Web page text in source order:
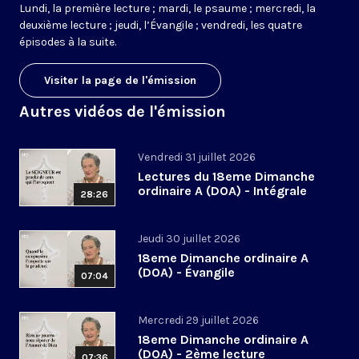
Lundi, la première lecture ; mardi, le psaume ; mercredi, la
deuxième lecture ; jeudi, l’Évangile ; vendredi, les quatre
épisodes à la suite.
Visiter la page de l'émission
Autres vidéos de l'émission
28:26
Vendredi 31 juillet 2026
Lectures du 18eme Dimanche
ordinaire A (DOA) - Intégrale
07:04
Jeudi 30 juillet 2026
18eme Dimanche ordinaire A
(DOA) - Évangile
Mercredi 29 juillet 2026
18eme Dimanche ordinaire A
(DOA) - 2ème lecture